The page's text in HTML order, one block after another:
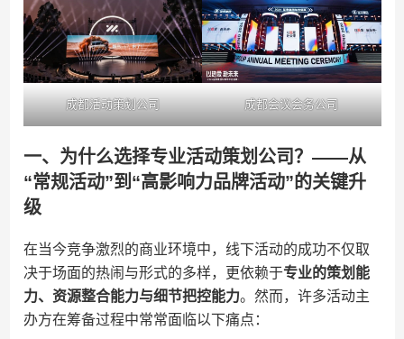
成都活动策划公司 成都会议会务公司
一、为什么选择专业活动策划公司？——从
“常规活动”到“高影响力品牌活动”的关键升
级
在当今竞争激烈的商业环境中，线下活动的成功不仅取
决于场面的热闹与形式的多样，更依赖于​​专业的策划能
力、资源整合能力与细节把控能力​​。然而，许多活动主
办方在筹备过程中常常面临以下痛点：